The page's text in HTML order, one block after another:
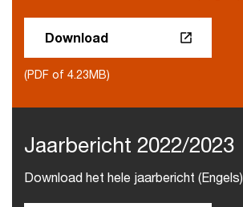
Download
(PDF of 4.23MB)
Jaarbericht 2022/2023
Download het hele jaarbericht (Engels)